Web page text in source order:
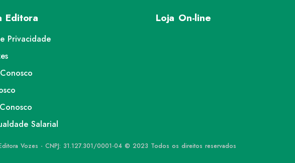
Editora
Privacidade
Salarial
Loja On-line
Vozes - CNPJ: 31.127.301/0001-04 © 2023 Todos os direitos reservados